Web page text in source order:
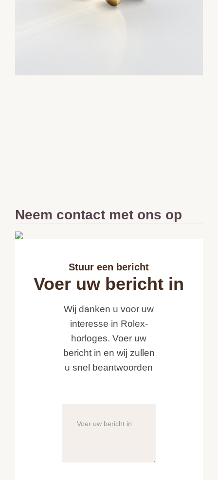
Neem contact met ons op
Stuur een bericht
Voer uw bericht in
Wij danken u voor uw
interesse in Rolex-
horloges. Voer uw
bericht in en wij zullen
u snel beantwoorden